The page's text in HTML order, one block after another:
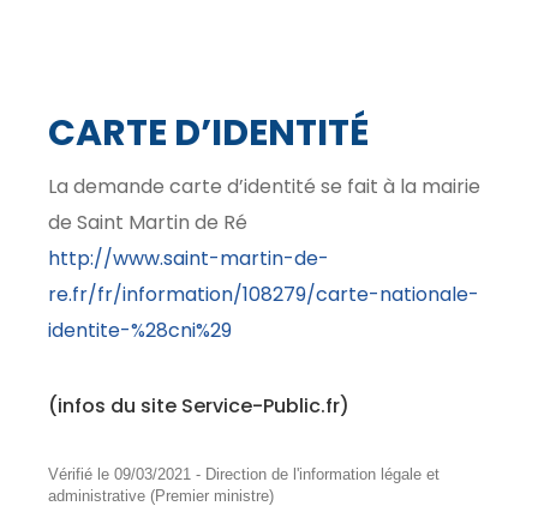
CARTE D’IDENTITÉ
La demande carte d’identité se fait à la mairie
de Saint Martin de Ré
http://www.saint-martin-de-
re.fr/fr/information/108279/carte-nationale-
identite-%28cni%29
(infos du site Service-Public.fr)
Vérifié le 09/03/2021 - Direction de l'information légale et
administrative (Premier ministre)